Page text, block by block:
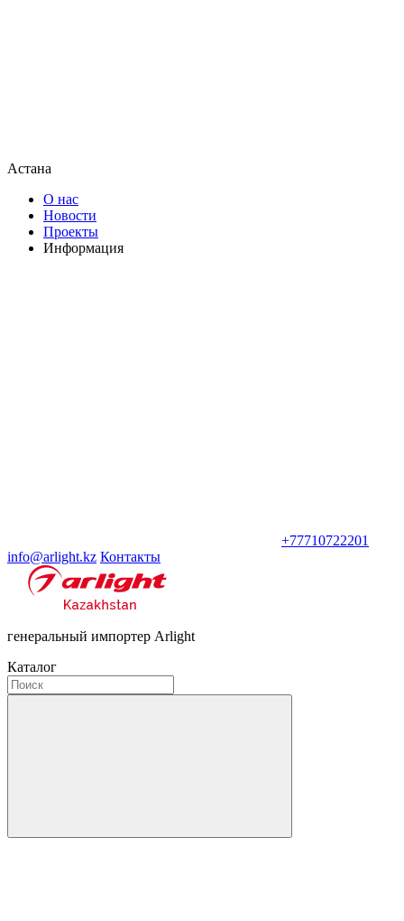
Астана
О нас
Новости
Проекты
Информация
+77710722201
info@arlight.kz Контакты
генеральный импортер Arlight
Каталог